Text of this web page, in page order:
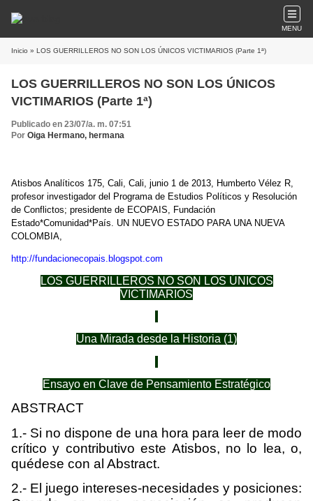
MENU
Inicio » LOS GUERRILLEROS NO SON LOS ÚNICOS VICTIMARIOS (Parte 1ª)
LOS GUERRILLEROS NO SON LOS ÚNICOS
VICTIMARIOS (Parte 1ª)
Publicado en 23/07/a. m. 07:51
Por Oiga Hermano, hermana
Atisbos Analíticos 175, Cali, Cali, junio 1 de 2013, Humberto Vélez R,
profesor investigador del Programa de Estudios Políticos y Resolución
de Conflictos; presidente de ECOPAIS, Fundación
Estado*Comunidad*País. UN NUEVO ESTADO PARA UNA NUEVA
COLOMBIA,
http://fundacionecopais.blogspot.com
LOS GUERRILLEROS NO SON LOS ÚNICOS
VICTIMARIOS
Una Mirada desde la Historia (1)
Ensayo en Clave de Pensamiento Estratégico
ABSTRACT
1.- Si no dispone de una hora para leer de modo
crítico y contributivo este Atisbos, no lo lea, o,
quédese con al Abstract.
2.- El juego intereses-necesidades y posiciones: